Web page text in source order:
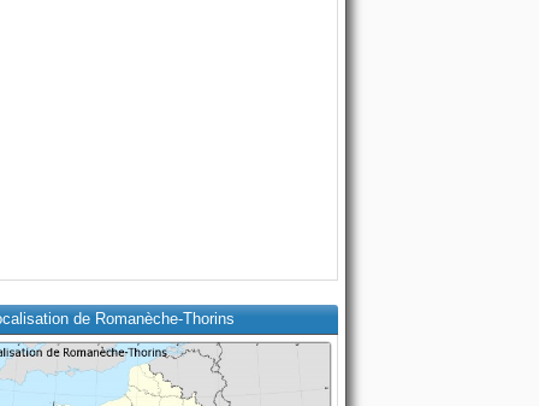
de Romanèche-Thorins